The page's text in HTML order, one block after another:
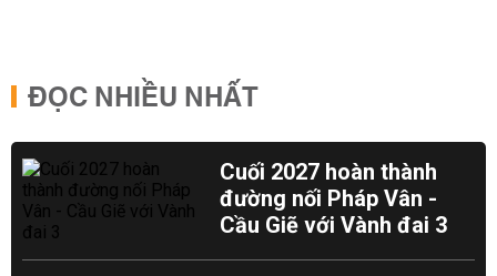
ĐỌC NHIỀU NHẤT
Cuối 2027 hoàn thành
đường nối Pháp Vân -
Cầu Giẽ với Vành đai 3